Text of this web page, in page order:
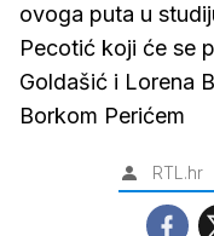
ovoga puta u
Pecotić koji će se
Goldašić i Lorena
Borkom Perićem
RTL.hr